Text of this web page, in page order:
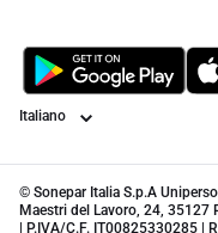
Lingua
© Sonepar Italia S.p.A
Maestri del Lavoro, 24, 35127
| P.IVA/C.F. IT00825330285 |